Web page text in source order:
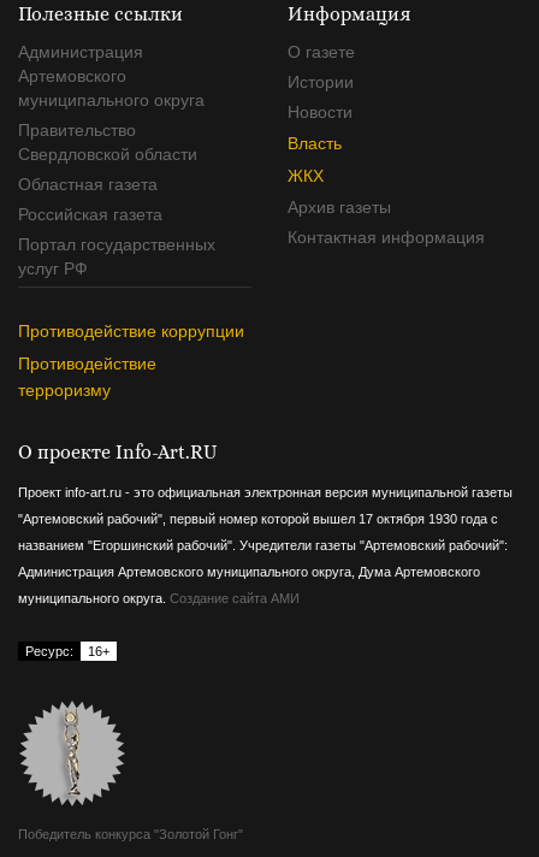
Полезные ссылки
Администрация
Артемовского
муниципального округа
Правительство
Свердловской области
Областная газета
Российская газета
Портал государственных
услуг РФ
Противодействие коррупции
Противодействие
терроризму
Информация
О газете
Истории
Новости
Власть
ЖКХ
Архив газеты
Контактная информация
О проекте Info-Art.RU
Проект info-art.ru - это официальная электронная версия муниципальной газеты
"Артемовский рабочий", первый номер которой вышел 17 октября 1930 года с
названием "Егоршинский рабочий". Учредители газеты "Артемовский рабочий":
Администрация Артемовского муниципального округа, Дума Артемовского
муниципального округа. Создание сайта АМИ
Ресурс: 16+
Победитель конкурса "Золотой Гонг"